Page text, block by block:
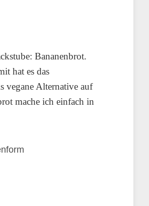
Bananenbrot.
hat es das
vegane Alternative auf
mache ich einfach in